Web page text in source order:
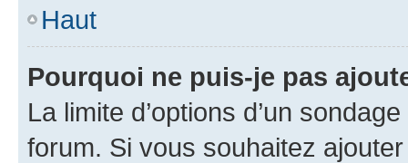
Haut
Pourquoi ne puis-je pas
La limite d’options d’un
forum. Si vous souhaitez